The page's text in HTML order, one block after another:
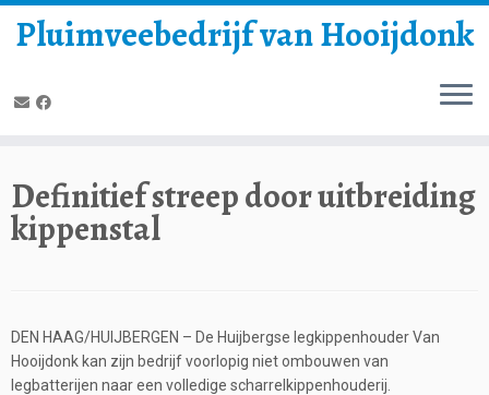
Pluimveebedrijf van Hooijdonk
Definitief streep door uitbreiding
kippenstal
DEN HAAG/HUIJBERGEN – De Huijbergse legkippenhouder Van
Hooijdonk kan zijn bedrijf voorlopig niet ombouwen van
legbatterijen naar een volledige scharrelkippenhouderij.